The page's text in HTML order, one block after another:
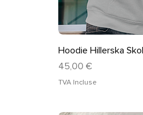
Hoodie Hillerska
Prix
45,00 €
TVA Incluse